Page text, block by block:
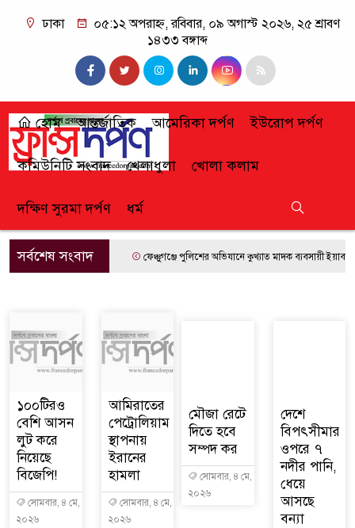
ঢাকা
০৫:১২ অপরাহ্ন, রবিবার, ০৯ অগাস্ট ২০২৬, ২৫ শ্রাবণ
১৪৩৩ বঙ্গাব্দ
হোম আন্তর্জাতিক আমেরিকা দর্পণ ইউরোপ দর্পণ
কমিউনিটি সংবাদ খেলাধুলা খোলা কলাম
দক্ষিণ সুরমা দর্পণ ধর্ম
সর্বশেষ সংবাদ ফেঞ্চুগঞ্জে পুলিশের অভিযানে কুখ্যাত মাদক ব্যবসায়ী ইয়াবাসহ
১০০টিরও
বেশি আসন
লুট করে
নিয়েছে
বিজেপি!
সোমবার, ৪ মে,
২০২৬
আমিরাতের
পেট্রোলিয়াম
স্থাপনায়
ইরানের
হামলা
সোমবার, ৪ মে,
২০২৬
মৌজা রেটে
দিতে হবে
সম্পদ কর
সোমবার, ৪ মে,
২০২৬
দেশে
বিপৎসীমার
ওপরে ৭
নদীর পানি,
ধেয়ে
আসছে
বন্যা